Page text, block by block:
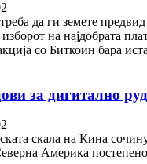
да ги земете
на најдобрата
со Биткоин бара
за дигитално
скала на Кина
Америка